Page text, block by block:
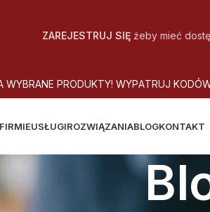
ZAREJESTRUJ SIĘżeby mieć
WYBRANE PRODUKTY! WYPATRUJ KODÓ
USŁUGIROZWIĄZANIABLOGKONTAKT